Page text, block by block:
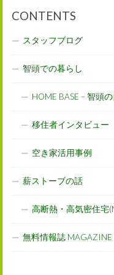
CONTENTS
スタッフブログ
智頭での暮らし
HOME BASE – 智頭
移住者インタビュー
空き家活用事例
薪ストーブの話
高断熱・高気密住宅
無料情報誌 MAGAZINE